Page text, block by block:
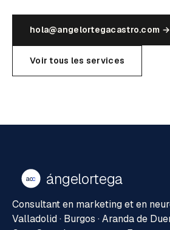
hola@angelortegacastro.com →
Voir tous les services
aoc ángelortega
Consultant en marketing et en
Valladolid · Burgos · Aranda de